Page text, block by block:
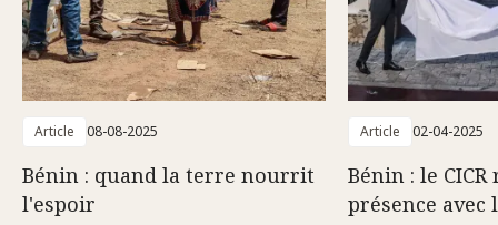
Article 08-08-2025
Bénin : quand la terre nourrit
l'espoir
Article 02-04-2025
Bénin : le
présence